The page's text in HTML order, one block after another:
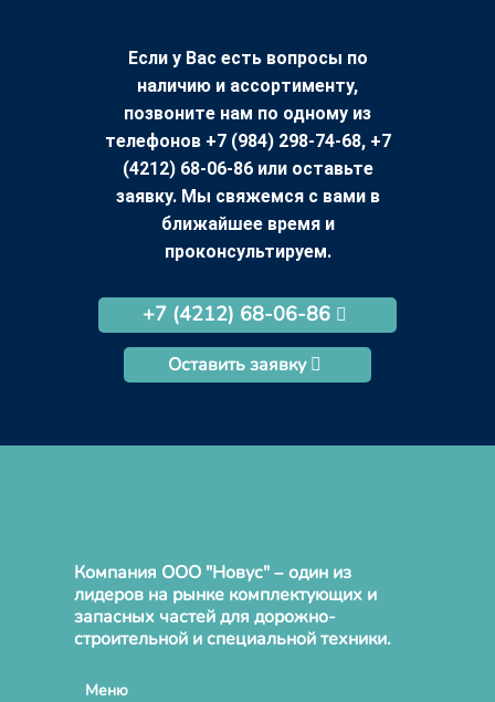
Если у Вас есть вопросы по
наличию и ассортименту,
позвоните нам по одному из
телефонов +7 (984) 298-74-68, +7
(4212) 68-06-86 или оставьте
заявку. Мы свяжемся с вами в
ближайшее время и
проконсультируем.
+7 (4212) 68-06-86
Оставить заявку
Компания ООО "Новус" – один из
лидеров на рынке комплектующих и
запасных частей для дорожно-
строительной и специальной техники.
Меню